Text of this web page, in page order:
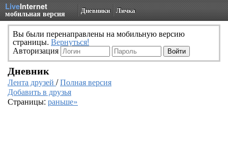
LiveInternet
мобильная версия Дневники Личка
Вы были перенаправлены на мобильную версию
страницы. Вернуться!
Авторизация
Дневник
Лента друзей /Полная версия
Добавить в друзья
Страницы: раньше»